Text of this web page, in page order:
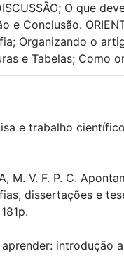
O que
e Conclusão.
Organizando o
e Tabelas;
e trabalho
M. V. F. P. C.
dissertações e
aprender: introdução